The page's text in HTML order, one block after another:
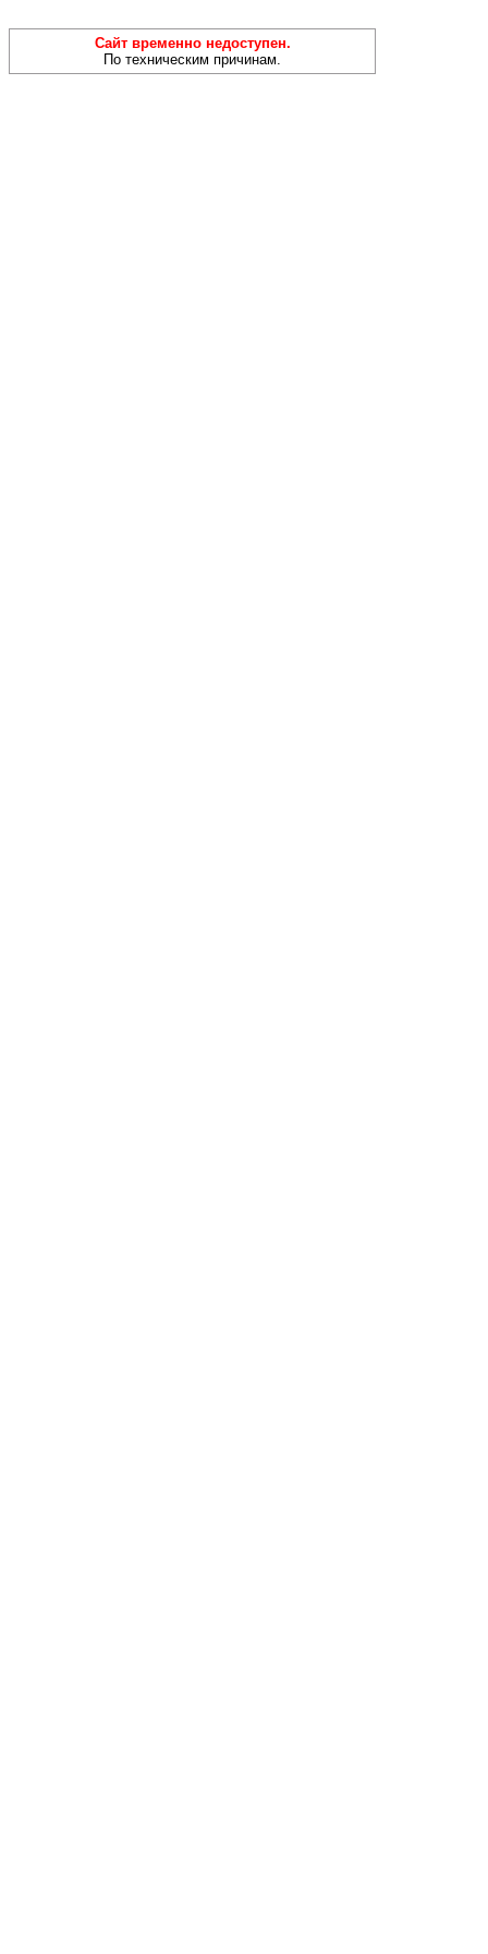
Сайт временно недоступен.
По техническим причинам.